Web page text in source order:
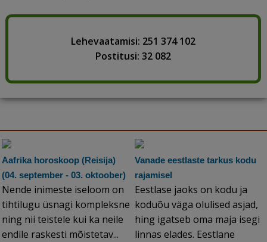
Lehevaatamisi: 251 374 102
Postitusi: 32 082
Aafrika horoskoop (Reisija)
(04. september - 03. oktoober)
Nende inimeste iseloom on
tihtilugu üsnagi kompleksne
ning nii teistele kui ka neile
endile raskesti mõistetav...
Vanade eestlaste tarkus kodu
rajamisel
Eestlase jaoks on kodu ja
koduõu väga olulised asjad,
hing igatseb oma maja isegi
linnas elades. Eestlane